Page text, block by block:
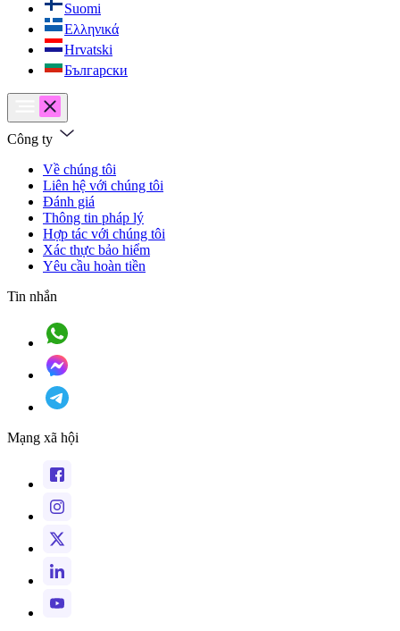
Suomi
Ελληνικά
Hrvatski
Български
Công ty
Về chúng tôi
Liên hệ với chúng tôi
Đánh giá
Thông tin pháp lý
Hợp tác với chúng tôi
Xác thực bảo hiểm
Yêu cầu hoàn tiền
Tin nhắn
Mạng xã hội